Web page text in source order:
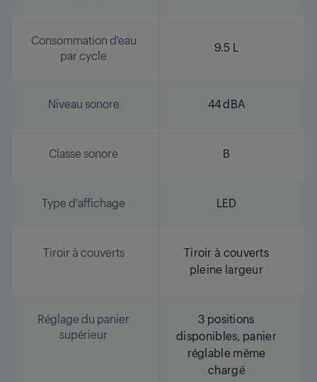
Consommation d'eau
par cycle
9.5 L
Niveau sonore 44 dBA
Classe sonore B
Type d'affichage LED
Tiroir à couverts
Tiroir à couverts
pleine largeur
Réglage du panier
supérieur
3 positions
disponibles, panier
réglable même
chargé